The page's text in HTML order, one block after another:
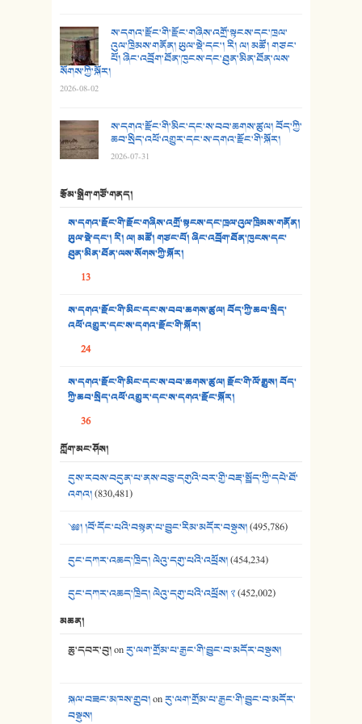
27. ལྕེ་བདེ་ཞོལ་གྱི་པང་གདན།
28. སྟོད་གཞས། - ཕན་ཐོག
30. སི་ལིང་འབྲི་མོ། - ཕན་ཐོག
31. ཕ་ཡུལ་ཡར་ཀླུང་།
32. ཨ་མ།
33. འཛོམས་པའི་ལམ།
34. ཉི་མ་སེམས་ལ་ཞོག་དང་། - ཟླ་སྒྲོན།
36. ཟླ་གཞོན་སྙན་དབྱངས། - ཟླ་སྒྲོན།
38. ཡབ་ཡུམ། - ཟླ་སྒྲོན།
ས་དགའ་རྫོང་གི་རྫོང་གཞིས་འགྲོ་སྟངས་དང་ཁྲལ་
འུལ་ཁྲིམས་གནོན། ཡུལ་སྡེ་དང་། རི། ལ། མཚོ། གཙང་
པོ། ཞིང་འབྲོག་ཐོན་ཁུངས་དང་ཐུན་མིན་ཐོན་ལས་
སོགས་ཀྱི་སྐོར།
2026-08-02
ས་དགའ་རྫོང་གི་མིང་དང་ས་བབ་ཆགས་ཚུལ། བོད་ཀྱི་
ཆབ་སྲིད་འཕོ་འགྱུར་དང་ས་དགའ་རྫོང་གི་སྐོར།
2026-07-31
རྩོམ་སྒྲིག་གཙོ་གནད།
ས་དགའ་རྫོང་གི་རྫོང་གཞིས་འགྲོ་སྟངས་དང་ཁྲལ་འུལ་ཁྲིམས་གནོན།
ཡུལ་སྡེ་དང་། རི། ལ། མཚོ། གཙང་པོ། ཞིང་འབྲོག་ཐོན་ཁུངས་དང་
ཐུན་མིན་ཐོན་ལས་སོགས་ཀྱི་སྐོར།
13
ས་དགའ་རྫོང་གི་མིང་དང་ས་བབ་ཆགས་ཚུལ། བོད་ཀྱི་ཆབ་སྲིད་
འཕོ་འགྱུར་དང་ས་དགའ་རྫོང་གི་སྐོར།
24
ས་དགའ་རྫོང་གི་མིང་དང་ས་བབ་ཆགས་ཚུལ། རྫོང་གི་ལོ་རྒྱུས། བོད་
ཀྱི་ཆབ་སྲིད་འཕོ་འགྱུར་དང་ས་དགའ་རྫོང་སྐོར།
36
ཀློག་མང་ཤོས།
དུས་རབས་བདུན་པ་ནས་བཅུ་དགུའི་བར་གྱི་བརྡ་སྤྲོད་ཀྱི་དཔེ་ཐོ་
འགའ།(830,481)
༄༅། །བོ་དོང་པའི་བསྟན་པ་བྱུང་རིམ་མདོར་བསྡུས།(495,786)
དུང་དཀར་འཆད་ཁྲིད། ལེའུ་དགུ་པའི་འཕྲོས།(454,234)
དུང་དཀར་འཆད་ཁྲིད། ལེའུ་དགུ་པའི་འཕྲོས། ༢(452,002)
མཆན།
ཆུ་དབར་བུ།onརུ་ལག་གྲོམ་པ་རྒྱང་གི་བྱུང་བ་མདོར་བསྡུས།
སྐལ་བཟང་མཁས་གྲུབ།onརུ་ལག་གྲོམ་པ་རྒྱང་གི་བྱུང་བ་མདོར་
བསྡུས།